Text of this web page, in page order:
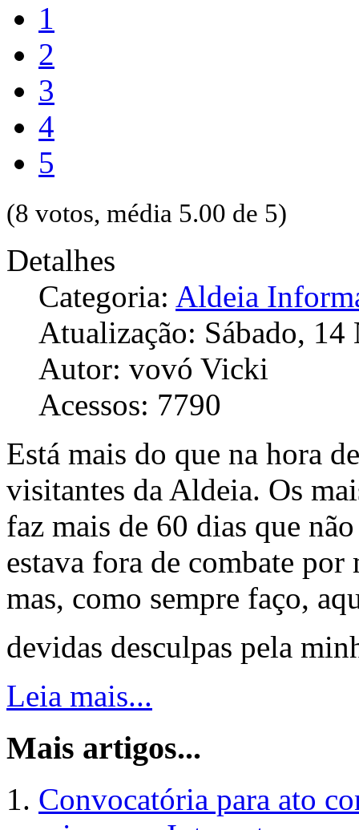
1
2
3
4
5
(8 votos, média 5.00 de 5)
Detalhes
Categoria: Aldeia
Atualização: Sábado,
Autor: vovó Vicki
Acessos: 7790
Está mais do que na hora
visitantes da Aldeia. Os
faz mais de 60 dias que
estava fora de combate
mas, como sempre faço,
devidas desculpas pela
Leia mais...
Mais artigos...
Convocatória para ato